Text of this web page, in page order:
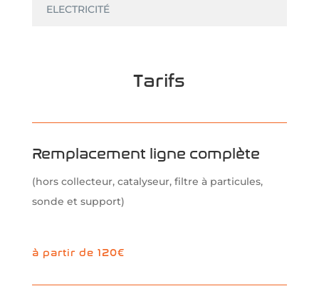
ELECTRICITÉ
Tarifs
Remplacement ligne complète
(hors collecteur, catalyseur, filtre à particules,
sonde et support)
à partir de 120€